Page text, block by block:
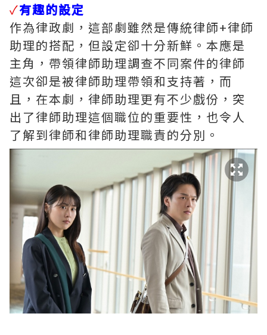
✓有趣的設定
作為律政劇，這部劇雖然是傳統律師+律師
助理的搭配，但設定卻十分新鮮。本應是
主角，帶領律師助理調查不同案件的律師
這次卻是被律師助理帶領和支持著，而
且，在本劇，律師助理更有不少戲份，突
出了律師助理這個職位的重要性，也令人
了解到律師和律師助理職責的分別。